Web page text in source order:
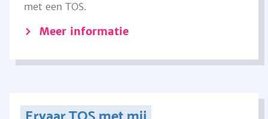
met een TOS.
Meer informatie